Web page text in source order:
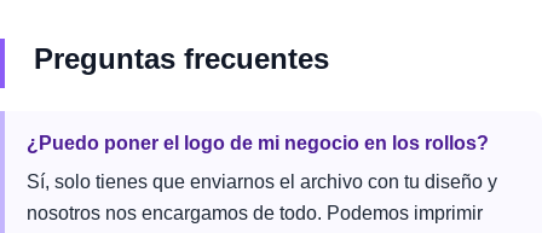
Preguntas frecuentes
¿Puedo poner el logo de mi negocio en los rollos?
Sí, solo tienes que enviarnos el archivo con tu diseño y
nosotros nos encargamos de todo. Podemos imprimir